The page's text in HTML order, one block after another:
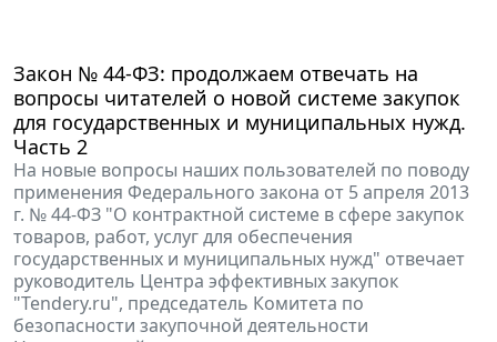
Закон № 44-ФЗ: продолжаем отвечать на
вопросы читателей о новой системе закупок
для государственных и муниципальных нужд.
Часть 2
На новые вопросы наших пользователей по поводу
применения Федерального закона от 5 апреля 2013
г. № 44-ФЗ "О контрактной системе в сфере закупок
товаров, работ, услуг для обеспечения
государственных и муниципальных нужд" отвечает
руководитель Центра эффективных закупок
"Tendery.ru", председатель Комитета по
безопасности закупочной деятельности